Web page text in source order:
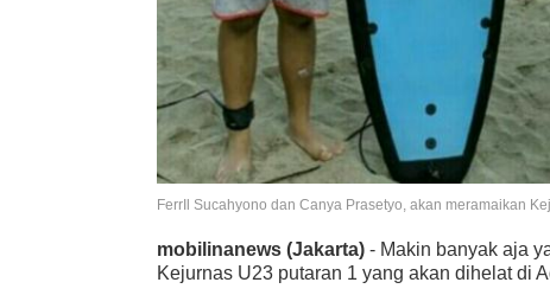
FerrIl Sucahyono dan Canya Prasetyo, akan meramaikan
mobilinanews (Jakarta) - Makin banyak aja
Kejurnas U23 putaran 1 yang akan dihelat di